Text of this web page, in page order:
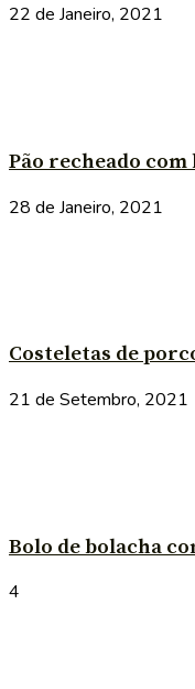
22 de Janeiro, 2021
Pão recheado com
28 de Janeiro, 2021
Costeletas de
21 de Setembro, 2021
Bolo de bolacha
4